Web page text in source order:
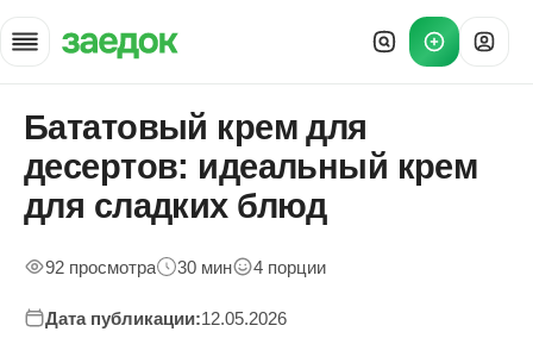
Главная
»
Рецепты
»
Бататовый крем для десертов — приготовление и подача
Бататовый крем для
десертов: идеальный крем
для сладких блюд
92 просмотра 30 мин 4 порции
Дата публикации:12.05.2026